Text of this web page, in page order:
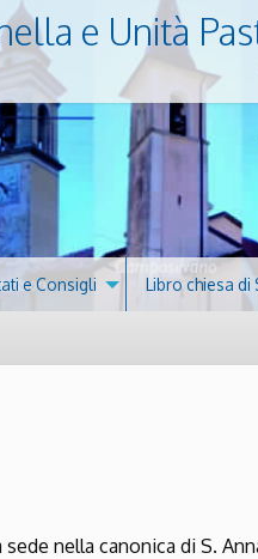
e Unità
e Consigli Libro chiesa
sede nella canonica di S.